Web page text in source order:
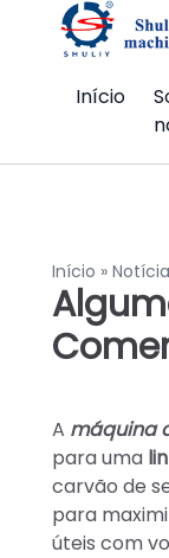
Início
Início »
A máquina
para uma
carvão de
para
úteis com